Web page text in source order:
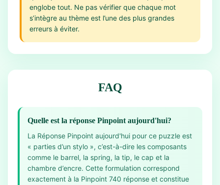
englobe tout. Ne pas vérifier que chaque mot
s’intègre au thème est l’une des plus grandes
erreurs à éviter.
FAQ
Quelle est la réponse Pinpoint aujourd'hui?
La Réponse Pinpoint aujourd'hui pour ce puzzle est
« parties d’un stylo », c’est-à-dire les composants
comme le barrel, la spring, la tip, le cap et la
chambre d’encre. Cette formulation correspond
exactement à la Pinpoint 740 réponse et constitue